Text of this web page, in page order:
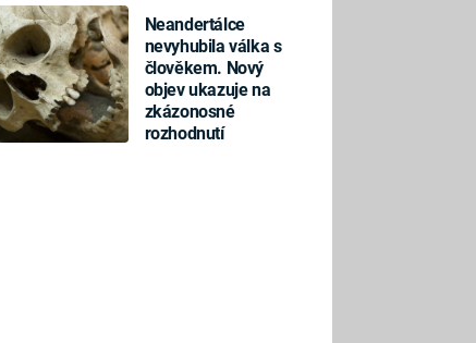
Neandertálce
nevyhubila válka s
člověkem. Nový
objev ukazuje na
zkázonosné
rozhodnutí